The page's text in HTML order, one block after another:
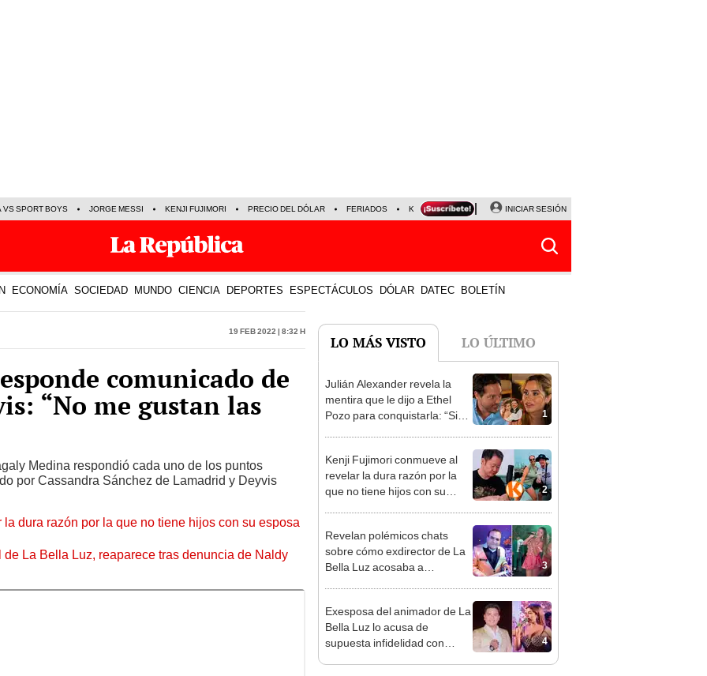
VS SPORT BOYS JORGE MESSI KENJI FUJIMORI PRECIO DEL DÓLAR FERIADOS KEIKO FUJIMORI NALDY SALDAÑA
INICIAR SESIÓN
ECONOMÍA SOCIEDAD MUNDO CIENCIA DEPORTES ESPECTÁCULOS DÓLAR DATEC BOLETÍN
19 Feb 2022 | 8:32 h
comunicado de
“No me gustan las
Medina respondió cada uno de los puntos
por Cassandra Sánchez de Lamadrid y Deyvis
dura razón por la que no tiene hijos con su esposa
La Bella Luz, reaparece tras denuncia de Naldy
LO MÁS VISTO LO ÚLTIMO
1
Julián Alexander revela la
mentira que le dijo a Ethel
Pozo para conquistarla: “Si
2
Kenji Fujimori conmueve al
revelar la dura razón por la
que no tiene hijos con su
3
Revelan polémicos chats
sobre cómo exdirector de La
Bella Luz acosaba a
4
Exesposa del animador de La
Bella Luz lo acusa de
supuesta infidelidad con